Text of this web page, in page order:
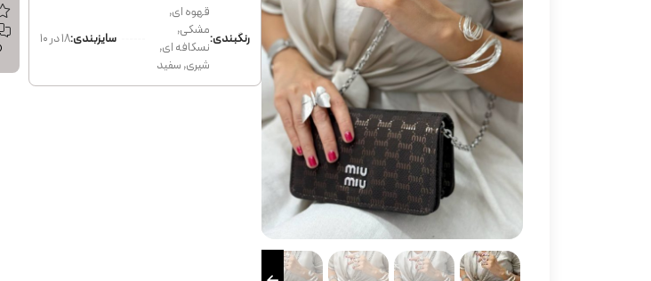
رنگبندی:
قهوه ای,
مشکی,
نسکافه ای,
شیری, سفید
سایزبندی:18 در 10